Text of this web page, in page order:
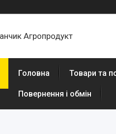
Агропродукт
Головна Товари та
Повернення і обмін